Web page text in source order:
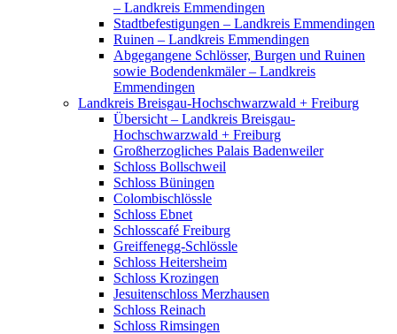
– Landkreis Emmendingen
Stadtbefestigungen – Landkreis Emmendingen
Ruinen – Landkreis Emmendingen
Abgegangene Schlösser, Burgen und Ruinen
sowie Bodendenkmäler – Landkreis
Emmendingen
Landkreis Breisgau-Hochschwarzwald + Freiburg
Übersicht – Landkreis Breisgau-
Hochschwarzwald + Freiburg
Großherzogliches Palais Badenweiler
Schloss Bollschweil
Schloss Büningen
Colombischlössle
Schloss Ebnet
Schlosscafé Freiburg
Greiffenegg-Schlössle
Schloss Heitersheim
Schloss Krozingen
Jesuitenschloss Merzhausen
Schloss Reinach
Schloss Rimsingen